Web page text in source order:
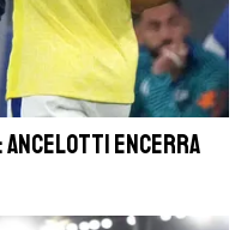
Ancelotti encerra